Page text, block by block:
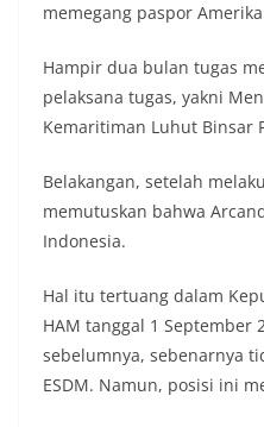
memegang paspor
Hampir dua bulan tugas
pelaksana tugas, yakni
Kemaritiman Luhut Binsar
Belakangan, setelah
memutuskan bahwa
Indonesia.
Hal itu tertuang dalam
HAM tanggal 1 September
sebelumnya, sebenarnya
ESDM. Namun, posisi ini